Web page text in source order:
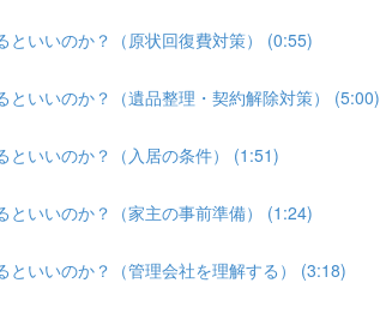
いいのか？（原状回復費対策） (0:55)
いいのか？（遺品整理・契約解除対策） (5:00)
いいのか？（入居の条件） (1:51)
いいのか？（家主の事前準備） (1:24)
いいのか？（管理会社を理解する） (3:18)